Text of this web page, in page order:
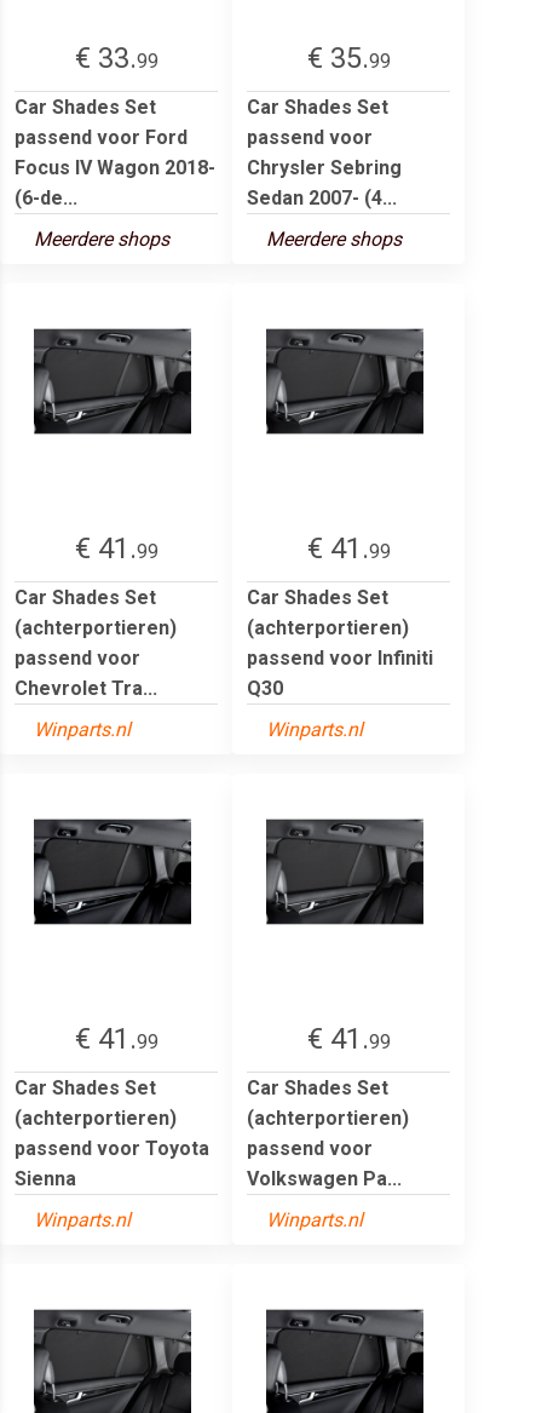
€ 33.99
Car Shades Set
passend voor Ford
Focus IV Wagon 2018-
(6-de...
Meerdere shops
€ 35.99
Car Shades Set
passend voor
Chrysler Sebring
Sedan 2007- (4...
Meerdere shops
€ 41.99
Car Shades Set
(achterportieren)
passend voor
Chevrolet Tra...
Winparts.nl
€ 41.99
Car Shades Set
(achterportieren)
passend voor Infiniti
Q30
Winparts.nl
€ 41.99
Car Shades Set
(achterportieren)
passend voor Toyota
Sienna
Winparts.nl
€ 41.99
Car Shades Set
(achterportieren)
passend voor
Volkswagen Pa...
Winparts.nl